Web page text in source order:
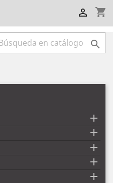
shopping_cart






